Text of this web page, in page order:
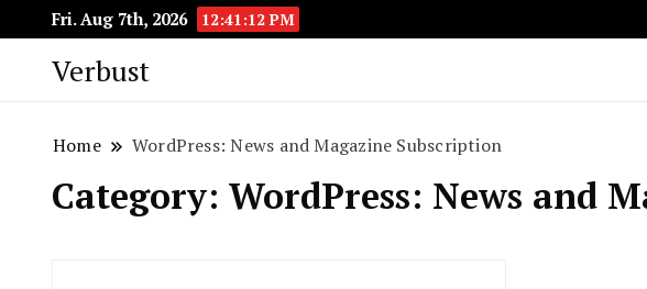
Fri. Aug 7th, 2026 12:41:13 PM
Verbust
Home WordPress: News and Magazine Subscription
Category: WordPress: News and